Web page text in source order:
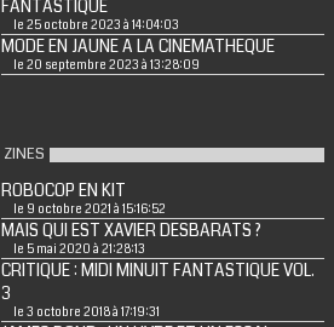
FANTASTIQUE
le 25 octobre 2023 à 14:04:03
MODE EN JAUNE A LA CINEMATHEQUE
le 20 septembre 2023 à 13:28:09
ZINES
ROBOCOP EN KIT
le 9 octobre 2021 à 15:16:52
MAIS QUI EST XAVIER DESBARATS ?
le 5 mai 2020 à 21:28:13
CRITIQUE : MIDI MINUIT FANTASTIQUE VOL.
3
le 3 octobre 2018 à 17:19:31